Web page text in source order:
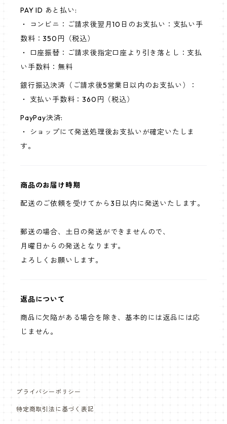
PAY ID あと払い:
・ コンビニ：ご請求後翌月10日のお支払い：支払い手
数料：350円（税込）
・ 口座振替：ご請求後指定口座より引き落とし：支払
い手数料：無料
銀行振込決済（ご請求後5営業日以内のお支払い）：
・ 支払い手数料：360円（税込）
PayPay決済:
・ ショップにて発送処理後お支払いが確定いたしま
す。
商品のお届け時期
配送のご依頼を受けてから3日以内に発送いたします。
郵送の場合、土日の発送ができませんので、
月曜日からの発送となります。
よろしくお願いします。
返品について
商品に欠陥がある場合を除き、基本的には返品には応
じません。
プライバシーポリシー
特定商取引法に基づく表記